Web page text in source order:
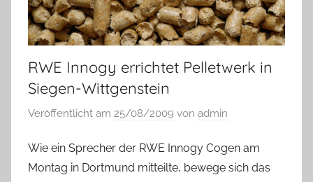
RWE Innogy errichtet Pelletwerk in
Siegen-Wittgenstein
Veröffentlicht am 25/08/2009 von admin
Wie ein Sprecher der RWE Innogy Cogen am
Montag in Dortmund mitteilte, bewege sich das